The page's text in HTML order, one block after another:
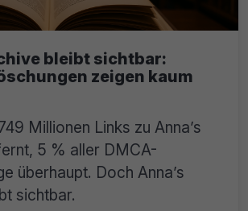
bleibt sichtbar:
zeigen kaum
Millionen Links zu Anna’s
5 % aller DMCA-
überhaupt. Doch Anna’s
sichtbar.